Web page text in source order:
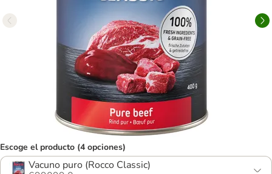
Escoge el producto (4 opciones)
Vacuno puro (Rocco Classic)